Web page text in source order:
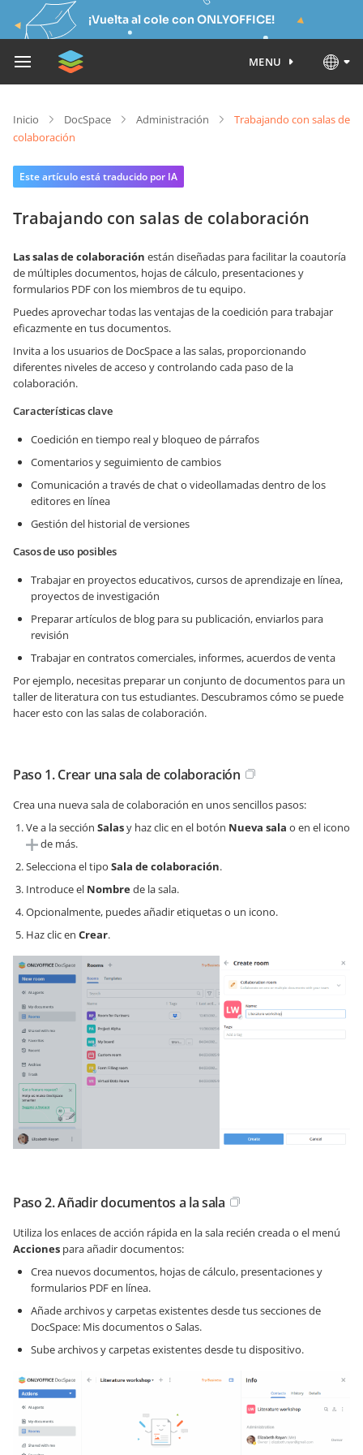
¡Vuelta al cole con ONLYOFFICE!
MENU
Inicio DocSpace Administración
Trabajando con salas de
colaboración
Este artículo está traducido por IA
Trabajando con salas de colaboración
Las salas de colaboración están diseñadas para facilitar la coautoría
de múltiples documentos, hojas de cálculo, presentaciones y
formularios PDF con los miembros de tu equipo.
Puedes aprovechar todas las ventajas de la coedición para trabajar
eficazmente en tus documentos.
Invita a los usuarios de DocSpace a las salas, proporcionando
diferentes niveles de acceso y controlando cada paso de la
colaboración.
Características clave
Coedición en tiempo real y bloqueo de párrafos
Comentarios y seguimiento de cambios
Comunicación a través de chat o videollamadas dentro de los
editores en línea
Gestión del historial de versiones
Casos de uso posibles
Trabajar en proyectos educativos, cursos de aprendizaje en línea,
proyectos de investigación
Preparar artículos de blog para su publicación, enviarlos para
revisión
Trabajar en contratos comerciales, informes, acuerdos de venta
Por ejemplo, necesitas preparar un conjunto de documentos para un
taller de literatura con tus estudiantes. Descubramos cómo se puede
hacer esto con las salas de colaboración.
Paso 1. Crear una sala de colaboración
Crea una nueva sala de colaboración en unos sencillos pasos:
Ve a la sección Salasy haz clic en el botón Nueva sala o en el icono
de más.
Selecciona el tipo Sala de colaboración.
Introduce el Nombrede la sala.
Opcionalmente, puedes añadir etiquetas o un icono.
Haz clic en Crear.
Paso 2. Añadir documentos a la sala
Utiliza los enlaces de acción rápida en la sala recién creada o el menú
Acciones para añadir documentos:
Crea nuevos documentos, hojas de cálculo, presentaciones y
formularios PDF en línea.
Añade archivos y carpetas existentes desde tus secciones de
DocSpace: Mis documentos o Salas.
Sube archivos y carpetas existentes desde tu dispositivo.